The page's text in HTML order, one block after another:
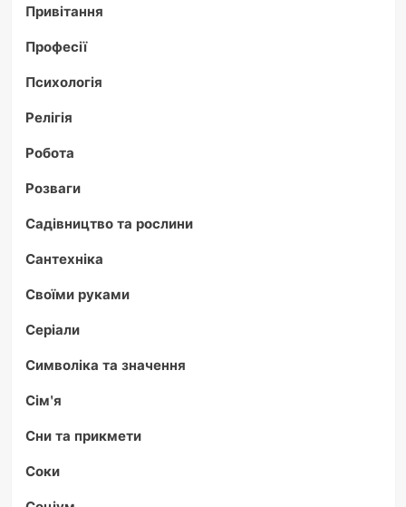
Привітання
Професії
Психологія
Релігія
Робота
Розваги
Садівництво та рослини
Сантехніка
Своїми руками
Серіали
Символіка та значення
Сім'я
Сни та прикмети
Соки